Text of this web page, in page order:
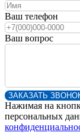
Ваш телефон
Ваш вопрос
ЗАКАЗАТЬ
Нажимая на
персональных